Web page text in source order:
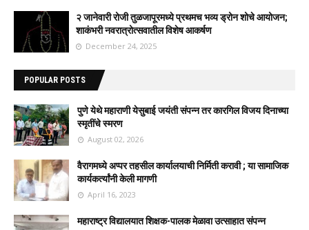
२ जानेवारी रोजी तुळजापूरमध्ये प्रथमच भव्य ड्रोन शोचे आयोजन;
शाकंभरी नवरात्रोत्सवातील विशेष आकर्षण
December 24, 2025
POPULAR POSTS
पुणे येथे महाराणी येसुबाई जयंती संपन्न तर कारगिल विजय दिनाच्या
स्मृतींचे स्मरण
August 02, 2026
वैरागमध्ये अप्पर तहसील कार्यालयाची निर्मिती करावी ; या सामाजिक
कार्यकर्त्यांनी केली मागणी
April 16, 2023
महाराष्ट्र विद्यालयात शिक्षक-पालक मेळावा उत्साहात संपन्न